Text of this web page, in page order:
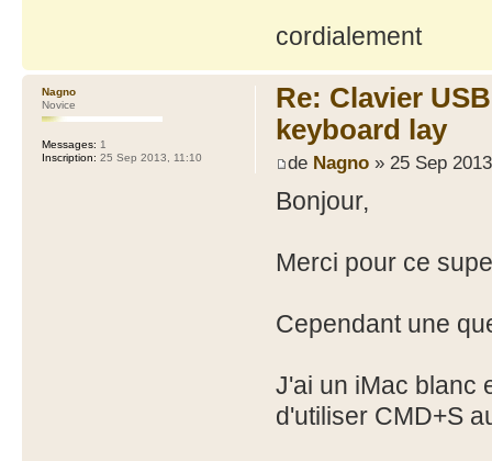
cordialement
Re: Clavier
keyboard lay
de Nagno» 25 Sep
Bonjour,
Merci pour ce
Cependant une
J'ai un iMac blanc
d'utiliser CMD+S
Nagno
Novice
Messages: 1
Inscription: 25 Sep 2013, 11:10